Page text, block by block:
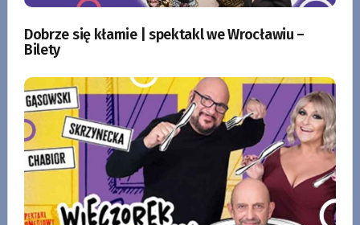
Dobrze się kłamie | spektakl we Wrocławiu –
Bilety